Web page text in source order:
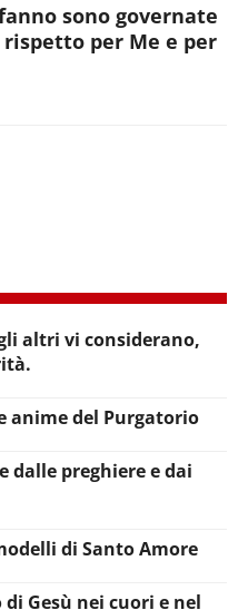
sono governate
per Me e per
altri vi considerano,
anime del Purgatorio
dalle preghiere e dai
di Santo Amore
Gesù nei cuori e nel